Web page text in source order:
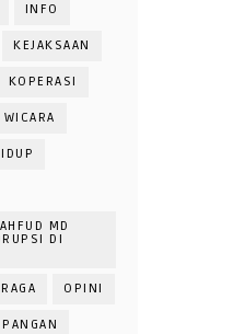
INFO
KEJAKSAAN
KOPERASI
MD
DI
OPINI
PANGAN